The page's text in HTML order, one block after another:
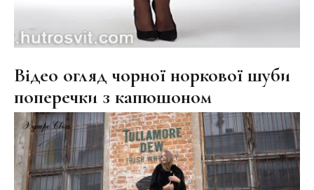
Відео огляд чорної норкової шуби
поперечки з капюшоном